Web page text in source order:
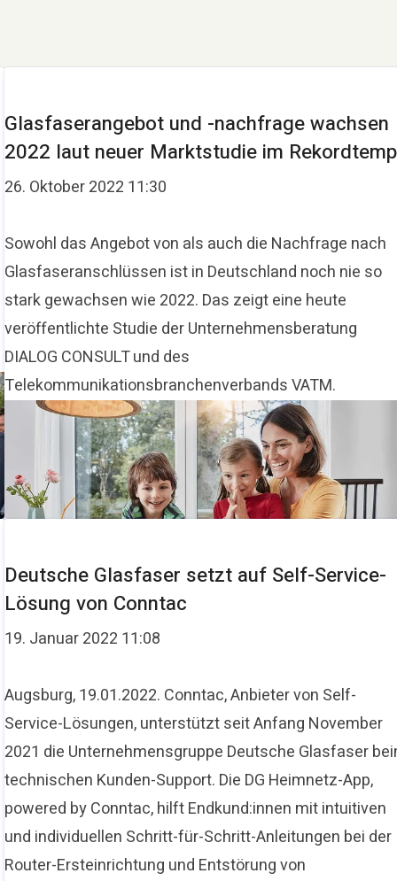
Glasfaserangebot und -nachfrage wachsen
2022 laut neuer Marktstudie im
26. Oktober 2022 11:30
Sowohl das Angebot von als auch die Nachfrage nach
Glasfaseranschlüssen ist in Deutschland noch nie so
stark gewachsen wie 2022. Das zeigt eine heute
veröffentlichte Studie der Unternehmensberatung
DIALOG CONSULT und des
Telekommunikationsbranchenverbands VATM.
Deutsche Glasfaser setzt auf Self-Service-
Lösung von Conntac
19. Januar 2022 11:08
Augsburg, 19.01.2022. Conntac, Anbieter von Self-
Service-Lösungen, unterstützt seit Anfang November
2021 die Unternehmensgruppe Deutsche Glasfaser
technischen Kunden-Support. Die DG Heimnetz-App,
powered by Conntac, hilft Endkund:innen mit intuitiven
und individuellen Schritt-für-Schritt-Anleitungen bei der
Router-Ersteinrichtung und Entstörung von